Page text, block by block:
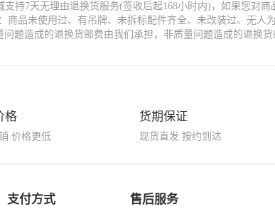
支持7天无理由退换货服务(签收后起168小时内)，如果您对
商品未使用过、有吊牌、未拆标配件齐全、未改装过、无人
问题造成的退换货邮费由我们承担，非质量问题造成的退换
格
价格更低
货期保证
现货直发 按约到达
支付方式 售后服务